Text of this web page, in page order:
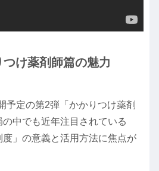
け薬剤師篇の魅力
予定の第2弾「かかりつけ薬剤
中でも近年注目されている
度」の意義と活用方法に焦点が